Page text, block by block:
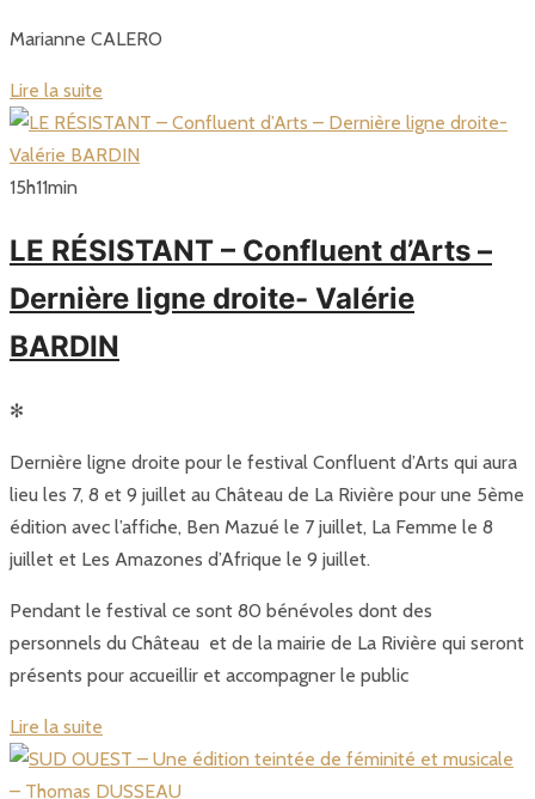
Marianne CALERO
Lire la suite
15h11min
LE RÉSISTANT – Confluent d’Arts –
Dernière ligne droite- Valérie
BARDIN
✻
Dernière ligne droite pour le festival Confluent d’Arts qui aura
lieu les 7, 8 et 9 juillet au Château de La Rivière pour une 5ème
édition avec l’affiche, Ben Mazué le 7 juillet, La Femme le 8
juillet et Les Amazones d’Afrique le 9 juillet.
Pendant le festival ce sont 80 bénévoles dont des
personnels du Château et de la mairie de La Rivière qui seront
présents pour accueillir et accompagner le public
Lire la suite